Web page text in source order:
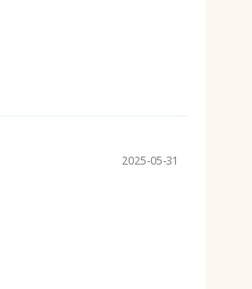
2025-05-31